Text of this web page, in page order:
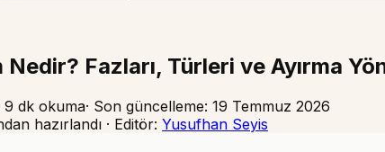
Nedir? Fazları, Türleri ve Ayırma
9 dk okuma· Son güncelleme: 19 Temmuz 2026
hazırlandı · Editör: Yusufhan Seyis